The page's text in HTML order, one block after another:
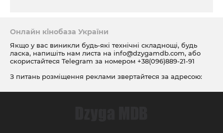
Онлайн кінобаза України
Якщо у вас виникли будь-які технічні складнощі, будь
ласка, напишіть нам листа на info@dzygamdb.com, або
скористайтеся Telegram за номером +38(096)889-21-91
З питань розміщення реклами звертайтеся за адресою:
посиланням